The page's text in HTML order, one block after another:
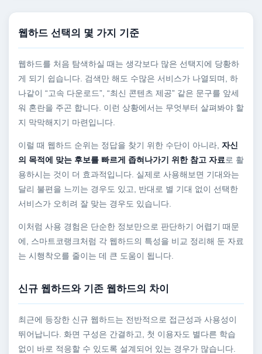
웹하드 선택의 몇 가지 기준
웹하드를 처음 탐색하실 때는 생각보다 많은 선택지에 당황하
게 되기 쉽습니다. 검색만 해도 수많은 서비스가 나열되며, 하
나같이 “고속 다운로드”, “최신 콘텐츠 제공” 같은 문구를 앞세
워 혼란을 주곤 합니다. 이런 상황에서는 무엇부터 살펴봐야 할
지 막막해지기 마련입니다.
이럴 때 웹하드 순위는 정답을 찾기 위한 수단이 아니라, 자신
의 목적에 맞는 후보를 빠르게 좁혀나가기 위한 참고 자료로 활
용하시는 것이 더 효과적입니다. 실제로 사용해보면 기대와는
달리 불편을 느끼는 경우도 있고, 반대로 별 기대 없이 선택한
서비스가 오히려 잘 맞는 경우도 있습니다.
이처럼 사용 경험은 단순한 정보만으로 판단하기 어렵기 때문
에, 스마트코랭크처럼 각 웹하드의 특성을 비교 정리해 둔 자료
는 시행착오를 줄이는 데 큰 도움이 됩니다.
신규 웹하드와 기존 웹하드의 차이
최근에 등장한 신규 웹하드는 전반적으로 접근성과 사용성이
뛰어납니다. 화면 구성은 간결하고, 첫 이용자도 별다른 학습
없이 바로 적응할 수 있도록 설계되어 있는 경우가 많습니다.